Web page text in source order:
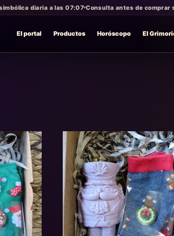
diaria a las 07:07 Consulta antes de comprar
El portal Productos Horóscopo El